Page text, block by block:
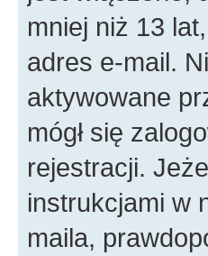
mniej niż 13
adres e-mail.
aktywowane
mógł się
rejestracji.
instrukcjami w
maila,